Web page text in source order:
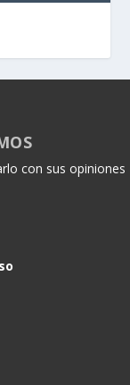
con sus opiniones